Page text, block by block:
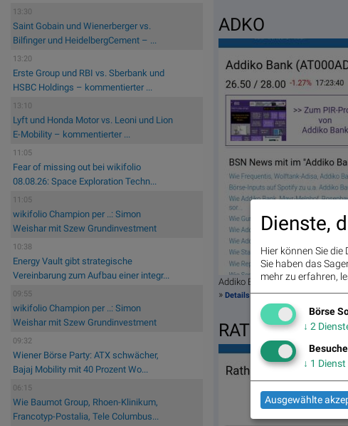
13:30
Saint Gobain und Wienerberger vs.
Bilfinger und HeidelbergCement – ...
13:20
Erste Group und RBI vs. Sberbank und
HSBC Holdings – kommentierter ...
13:10
Lyft und Honda Motor vs. Leoni und Lion
E-Mobility – kommentierter ...
11:05
Fear of missing out bei wikifolio
08.08.26: Space Exploration Techn...
11:05
wikifolio Champion per ..: Simon
Weishar mit Szew Grundinvestment
10:38
Energy Vault gibt strategische
Vereinbarung zum Aufbau einer integr...
09:55
wikifolio Champion per ..: Simon
Weishar mit Szew Grundinvestment
09:32
Wiener Börse Party: ATX schwächer,
Bajaj Mobility mit 40 Prozent Wo...
06:15
Wie Baumot Group, Rhoen-Klinikum,
Francotyp-Postalia, Tele Columbus...
ADKO
Addiko Bank am 12.5. 5,07%,
»Details dazu hier
RAT
Dienste,
Hier können Sie
Sie haben das
mehr zu erfahren,
Börse
↓ 2
↓ 1 Dienst
Ausgewählte